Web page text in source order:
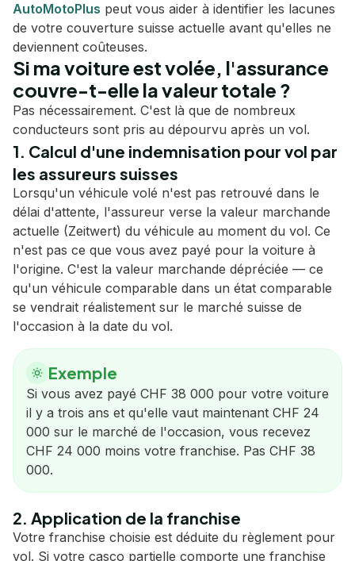
AutoMotoPlus peut vous aider à identifier les lacunes
de votre couverture suisse actuelle avant qu'elles ne
deviennent coûteuses.
Si ma voiture est volée, l'assurance
couvre-t-elle la valeur totale ?
Pas nécessairement. C'est là que de nombreux
conducteurs sont pris au dépourvu après un vol.
1. Calcul d'une indemnisation pour vol par
les assureurs suisses
Lorsqu'un véhicule volé n'est pas retrouvé dans le
délai d'attente, l'assureur verse la valeur marchande
actuelle (Zeitwert) du véhicule au moment du vol. Ce
n'est pas ce que vous avez payé pour la voiture à
l'origine. C'est la valeur marchande dépréciée — ce
qu'un véhicule comparable dans un état comparable
se vendrait réalistement sur le marché suisse de
l'occasion à la date du vol.
Exemple
Si vous avez payé CHF 38 000 pour votre voiture
il y a trois ans et qu'elle vaut maintenant CHF 24
000 sur le marché de l'occasion, vous recevez
CHF 24 000 moins votre franchise. Pas CHF 38
000.
2. Application de la franchise
Votre franchise choisie est déduite du règlement pour
vol. Si votre casco partielle comporte une franchise